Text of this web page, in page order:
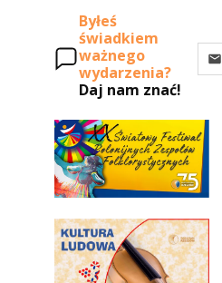
Byłeś
świadkiem
ważnego
wydarzenia?
Daj nam znać!